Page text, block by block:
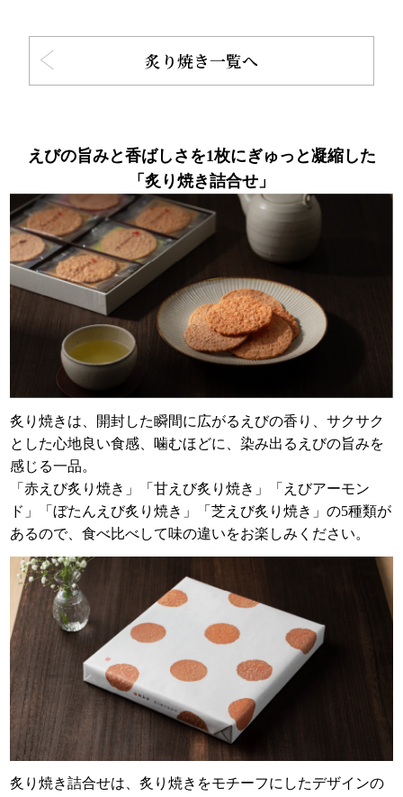
炙り焼き一覧へ
えびの旨みと香ばしさを1枚にぎゅっと凝縮した
「炙り焼き詰合せ」
炙り焼きは、開封した瞬間に広がるえびの香り、サクサク
とした心地良い食感、噛むほどに、染み出るえびの旨みを
感じる一品。
「赤えび炙り焼き」「甘えび炙り焼き」「えびアーモン
ド」「ぼたんえび炙り焼き」「芝えび炙り焼き」の5種類が
あるので、食べ比べして味の違いをお楽しみください。
炙り焼き詰合せは、炙り焼きをモチーフにしたデザインの